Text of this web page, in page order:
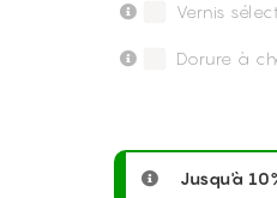
Vernis
Dorure à
Jusqu'à